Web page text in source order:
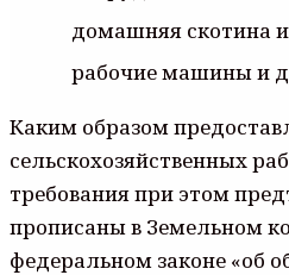
домашняя скотина
рабочие машины и
Каким образом
сельскохозяйственных
требования при этом
прописаны в Земельном
федеральном законе «об